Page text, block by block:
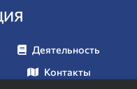
Деятельность
Контакты